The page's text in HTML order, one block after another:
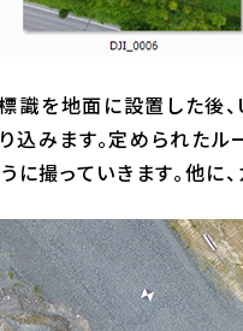
識を地面に設置した後
込みます。定められた
に撮っていきます。他